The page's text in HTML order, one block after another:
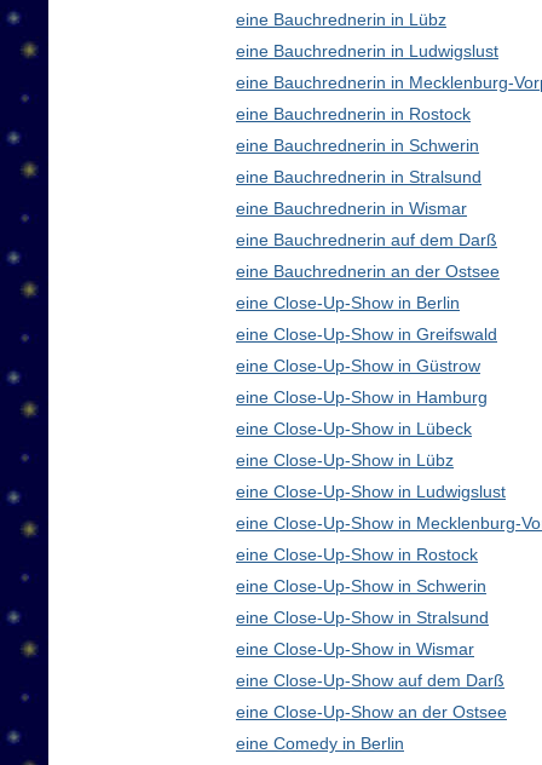
eine Bauchrednerin in Lübz
eine Bauchrednerin in Ludwigslust
eine Bauchrednerin in Mecklenburg-
eine Bauchrednerin in Rostock
eine Bauchrednerin in Schwerin
eine Bauchrednerin in Stralsund
eine Bauchrednerin in Wismar
eine Bauchrednerin auf dem Darß
eine Bauchrednerin an der Ostsee
eine Close-Up-Show in Berlin
eine Close-Up-Show in Greifswald
eine Close-Up-Show in Güstrow
eine Close-Up-Show in Hamburg
eine Close-Up-Show in Lübeck
eine Close-Up-Show in Lübz
eine Close-Up-Show in Ludwigslust
eine Close-Up-Show in Mecklenburg-
eine Close-Up-Show in Rostock
eine Close-Up-Show in Schwerin
eine Close-Up-Show in Stralsund
eine Close-Up-Show in Wismar
eine Close-Up-Show auf dem Darß
eine Close-Up-Show an der Ostsee
eine Comedy in Berlin